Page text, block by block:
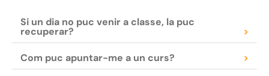
Si un dia no puc venir a classe, la puc
recuperar? >
Com puc apuntar-me a un curs? >